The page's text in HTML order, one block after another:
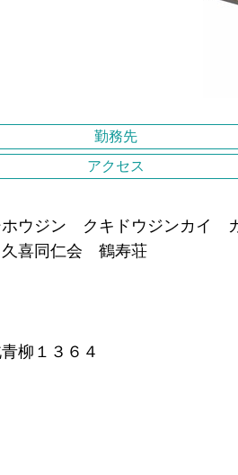
勤務先
アクセス
ホウジン クキドウジンカイ
喜同仁会 鶴寿荘
柳１３６４